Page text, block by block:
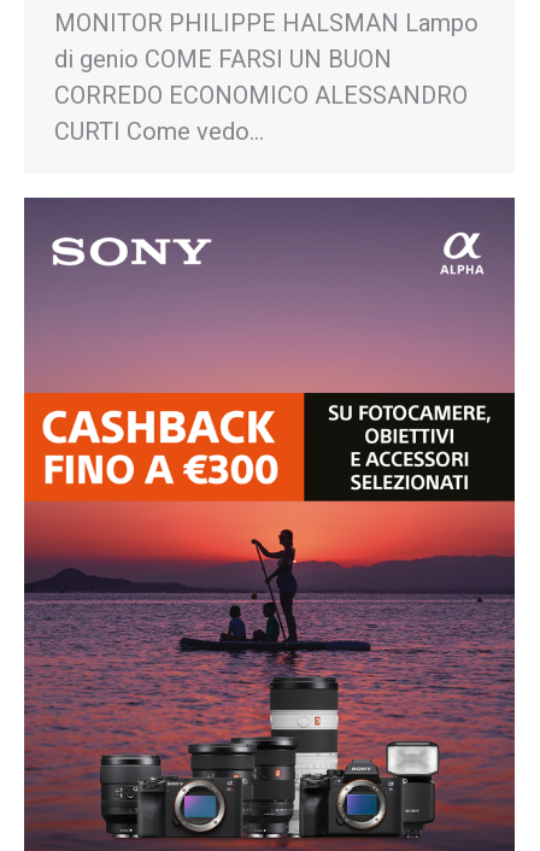
MONITOR PHILIPPE HALSMAN Lampo
di genio COME FARSI UN BUON
CORREDO ECONOMICO ALESSANDRO
CURTI Come vedo…